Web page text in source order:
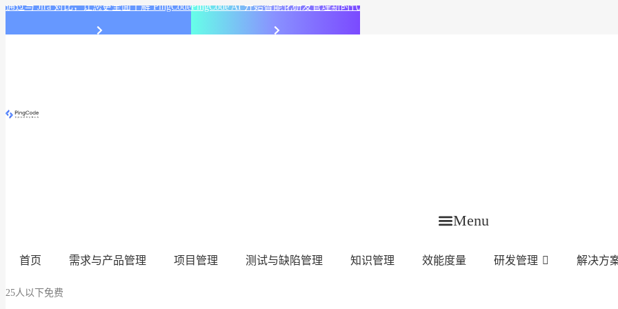
通过与 Jira 对比，让您更全面了解 PingCodePingCode AI 开始智能化研发管理新时代
Menu
首页 需求与产品管理 项目管理 测试与缺陷管理 知识管理 效能度量 研发管理 解决方
25人以下免费